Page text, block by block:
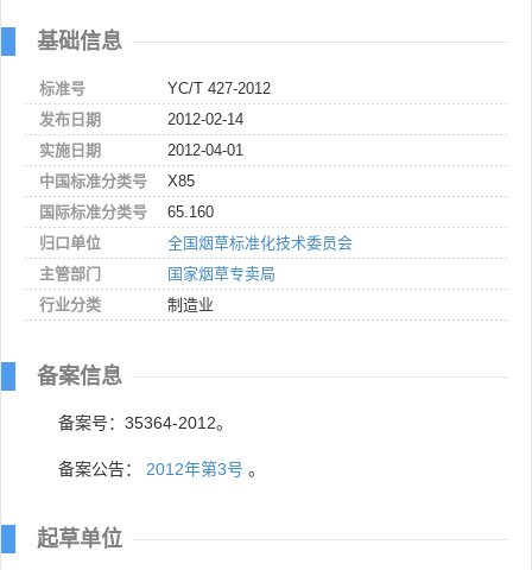
基础信息
标准号
YC/T 427-2012
发布日期
2012-02-14
实施日期
2012-04-01
中国标准分类号
X85
国际标准分类号
65.160
归口单位
全国烟草标准化技术委员会
主管部门
国家烟草专卖局
行业分类
制造业
备案信息
备案号：35364-2012。
备案公告： 2012年第3号 。
起草单位